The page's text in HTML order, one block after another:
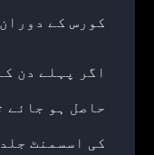
کورس کے
اگر پہلے دن
حاصل ہو جائے
کی اسسمنٹ